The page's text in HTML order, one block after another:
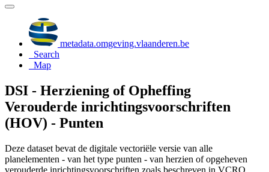
metadata.omgeving.vlaanderen.be
Search
Map
DSI - Herziening of Opheffing
Verouderde inrichtingsvoorschriften
(HOV) - Punten
Deze dataset bevat de digitale vectoriële versie van alle
planelementen - van het type punten - van herzien of opgeheven
verouderde inrichtingsvoorschriften zoals beschreven in VCRO